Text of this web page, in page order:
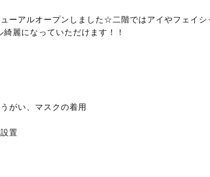
ーアルオープンしました☆二階ではアイやフェイ
麗になっていただけます！！
がい、マスクの着用
置